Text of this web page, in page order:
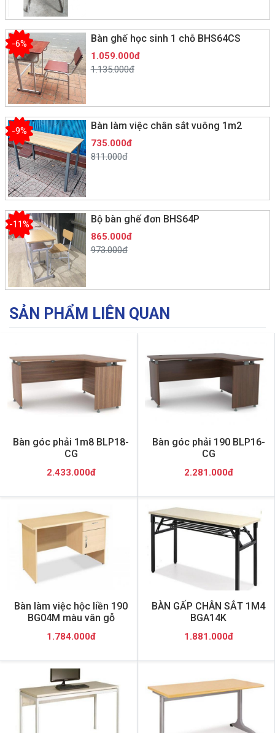
Bàn ghế học sinh 1 chỗ BHS64CS
-6%
1.059.000đ
1.135.000đ
Bàn làm việc chân sắt vuông 1m2
-9%
735.000đ
811.000đ
Bộ bàn ghế đơn BHS64P
-11%
865.000đ
973.000đ
SẢN PHẨM LIÊN QUAN
Bàn góc phải 1m8 BLP18-
CG
2.433.000đ
Bàn góc phải 190 BLP16-
CG
2.281.000đ
Bàn làm việc hộc liền 190
BG04M màu vân gỗ
1.784.000đ
BÀN GẤP CHÂN SẮT 1M4
BGA14K
1.881.000đ